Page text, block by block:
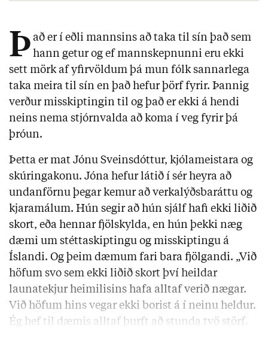
Þ að er í eðli mannsins að taka til sín það sem
hann getur og ef mannskepnunni eru ekki
sett mörk af yfirvöldum þá mun fólk sannarlega
taka meira til sín en það hefur þörf fyrir. Þannig
verður misskiptingin til og það er ekki á hendi
neins nema stjórnvalda að koma í veg fyrir þá
þróun.
Þetta er mat Jónu Sveinsdóttur, kjólameistara og
skúringakonu. Jóna hefur látið í sér heyra að
undanförnu þegar kemur að verkalýðsbaráttu og
kjaramálum. Hún segir að hún sjálf hafi ekki liðið
skort, eða hennar fjölskylda, en hún þekki næg
dæmi um stéttaskiptingu og misskiptingu á
Íslandi. Og þeim dæmum fari bara fjölgandi. „Við
höfum svo sem ekki liðið skort því heildar
launatekjur heimilisins hafa alltaf verið nægar.
Við höfum hins vegar ekki borist á í neinu heldur.
Ég hef til dæmis alltaf þurft að stunda tvö störf.